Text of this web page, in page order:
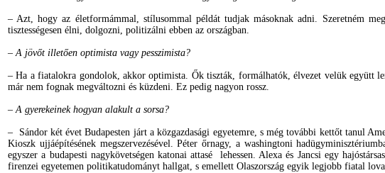
– Azt, hogy az életformámmal, stílusommal példát tudjak másoknak adni. Szeretném
tisztességesen élni, dolgozni, politizálni ebben az országban.
– A jövőt illetően optimista vagy pesszimista?
– Ha a fiatalokra gondolok, akkor optimista. Ők tiszták, formálhatók, élvezet velük együtt
már nem fognak megváltozni és küzdeni. Ez pedig nagyon rossz.
– A gyerekeinek hogyan alakult a sorsa?
– Sándor két évet Budapesten járt a közgazdasági egyetemre, s még további kettőt tanul
Kioszk ujjáépítésének megszervezésével. Péter őrnagy, a washingtoni
egyszer a budapesti nagykövetségen katonai attasé lehessen. Alexa és Jancsi egy
firenzei egyetemen politikatudományt hallgat, s emellett Olaszország egyik legjobb fiatal